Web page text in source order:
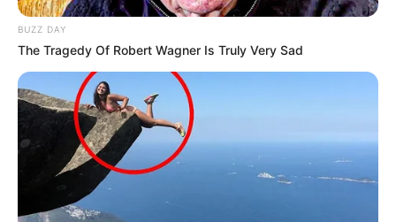
BUZZ DAY
The Tragedy Of Robert Wagner Is Truly Very Sad